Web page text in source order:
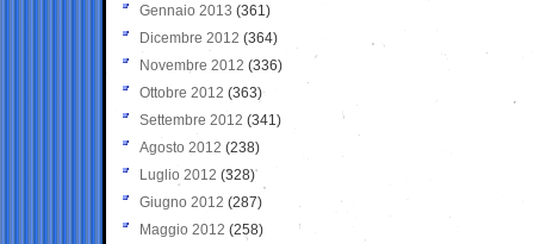
Gennaio 2013 (361)
Dicembre 2012 (364)
Novembre 2012 (336)
Ottobre 2012 (363)
Settembre 2012 (341)
Agosto 2012 (238)
Luglio 2012 (328)
Giugno 2012 (287)
Maggio 2012 (258)